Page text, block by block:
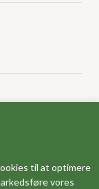
til at optimere
vores